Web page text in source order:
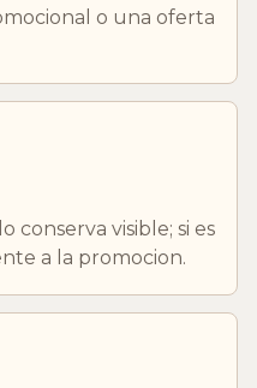
o una oferta
conserva visible; si es
a la promocion.